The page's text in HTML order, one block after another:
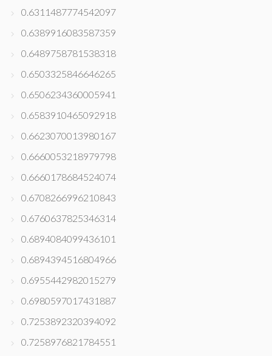
0.6311487774542097
0.6389916083587359
0.6489758781538318
0.6503325846646265
0.6506234360005941
0.6583910465092918
0.6623070013980167
0.6660053218979798
0.6660178684524074
0.6708266996210843
0.6760637825346314
0.6894084099436101
0.6894394516804966
0.6955442982015279
0.6980597017431887
0.7253892320394092
0.7258976821784551